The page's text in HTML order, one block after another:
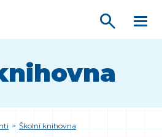
> Školní knihovna